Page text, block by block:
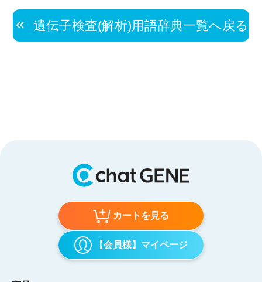
遺伝子検査(解析)用語辞典一覧へ戻る
カートを見る
【会員様】マイページ